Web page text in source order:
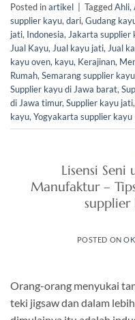
Posted inartikel TaggedAhli,
supplier kayu, dari, Gudang
jati, Indonesia, Jakarta supplier
Jual Kayu, Jual kayu jati, Jual
kayu oven, kayu, Kerajinan,
Rumah, Semarang supplier kayu
Supplier kayu di Jawa barat,
di Jawa timur, Supplier kayu jati,
kayu, Yogyakarta supplier kayu
Lisensi Seni
Manufaktur –
supplier
POSTED ON
Orang-orang menyukai
teki jigsaw dan dalam